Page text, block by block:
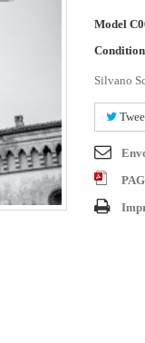
Model
Condition
Silvano